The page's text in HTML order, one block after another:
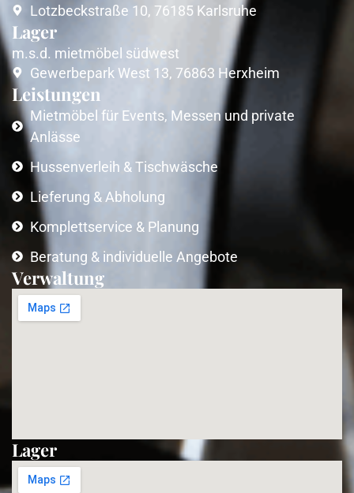
Lotzbeckstraße 10, 76185 Karlsruhe
Lager
m.s.d. mietmöbel südwest
Gewerbepark West 13, 76863 Herxheim
Leistungen
Mietmöbel für Events, Messen und private
Anlässe
Hussenverleih & Tischwäsche
Lieferung & Abholung
Komplettservice & Planung
Beratung & individuelle Angebote
Verwaltung
Lager